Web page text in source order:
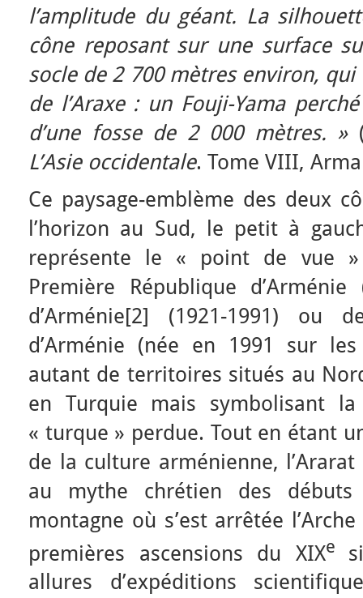
l’amplitude du géant. La
cône reposant sur une surface
socle de 2 700 mètres environ,
de l’Araxe : un Fouji-Yama
d’une fosse de 2 000 mètres. »
L’Asie occidentale. Tome VIII,
Ce paysage-emblème des deux
l’horizon au Sud, le petit à
représente le « point de vue
Première République
d’Arménie[2] (1921-1991) ou
d’Arménie (née en 1991 sur les
autant de territoires situés au
en Turquie mais symbolisant la
« turque » perdue. Tout en étant
de la culture arménienne,
au mythe chrétien des débuts
montagne où s’est arrêtée
premières ascensions du XIXe
allures d’expéditions